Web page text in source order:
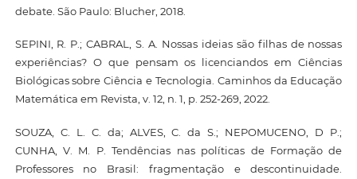
debate. São Paulo: Blucher, 2018.
SEPINI, R. P.; CABRAL, S. A. Nossas ideias são filhas de nossas
experiências? O que pensam os licenciandos em Ciências
Biológicas sobre Ciência e Tecnologia. Caminhos da Educação
Matemática em Revista, v. 12, n. 1, p. 252-269, 2022.
SOUZA, C. L. C. da; ALVES, C. da S.; NEPOMUCENO, D P.;
CUNHA, V. M. P. Tendências nas políticas de Formação de
Professores no Brasil: fragmentação e descontinuidade.